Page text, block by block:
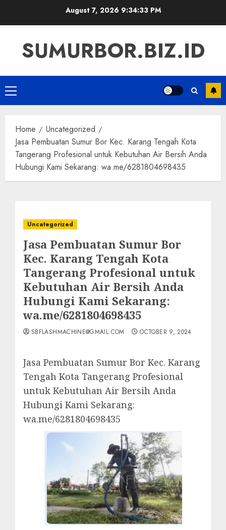
August 7, 2026 9:34:33 PM
SUMURBOR.BIZ.ID
Primary
Menu
Home
Uncategorized
Jasa Pembuatan Sumur Bor Kec. Karang Tengah Kota
Tangerang Profesional untuk Kebutuhan Air Bersih Anda
Hubungi Kami Sekarang: wa.me/6281804698435
Uncategorized
Jasa Pembuatan Sumur Bor
Kec. Karang Tengah Kota
Tangerang Profesional untuk
Kebutuhan Air Bersih Anda
Hubungi Kami Sekarang:
wa.me/6281804698435
SBFLASHMACHINE@GMAIL.COM OCTOBER 9, 2024
Jasa Pembuatan Sumur Bor Kec. Karang
Tengah Kota Tangerang Profesional
untuk Kebutuhan Air Bersih Anda
Hubungi Kami Sekarang:
wa.me/6281804698435